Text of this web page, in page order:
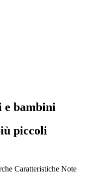
e bambini
piccoli
Caratteristiche Note